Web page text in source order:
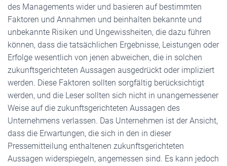
des Managements wider und basieren auf bestimmten
Faktoren und Annahmen und beinhalten bekannte und
unbekannte Risiken und Ungewissheiten, die dazu führen
können, dass die tatsächlichen Ergebnisse, Leistungen oder
Erfolge wesentlich von jenen abweichen, die in solchen
zukunftsgerichteten Aussagen ausgedrückt oder impliziert
werden. Diese Faktoren sollten sorgfältig berücksichtigt
werden, und die Leser sollten sich nicht in unangemessener
Weise auf die zukunftsgerichteten Aussagen des
Unternehmens verlassen. Das Unternehmen ist der Ansicht,
dass die Erwartungen, die sich in den in dieser
Pressemitteilung enthaltenen zukunftsgerichteten
Aussagen widerspiegeln, angemessen sind. Es kann jedoch